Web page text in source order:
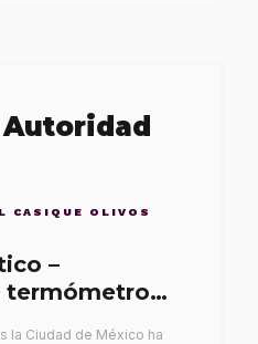
CASIQUE OLIVOS
–
termómetro
la Ciudad de México ha